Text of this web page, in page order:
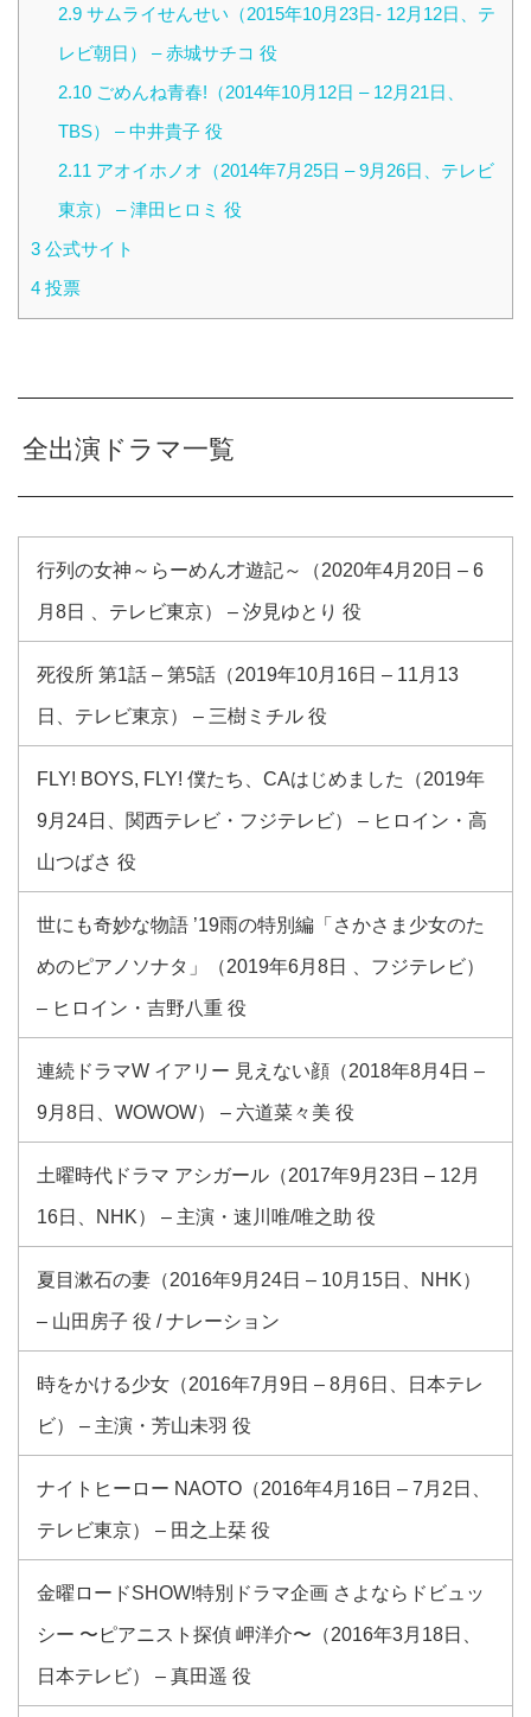
2.9サムライせんせい（2015年10月23日- 12月12日、テ
レビ朝日） – 赤城サチコ 役
2.10ごめんね青春!（2014年10月12日 – 12月21日、
TBS） – 中井貴子 役
2.11 アオイホノオ（2014年7月25日 – 9月26日、テレビ
東京） – 津田ヒロミ 役
3 公式サイト
4 投票
全出演ドラマ一覧
行列の女神～らーめん才遊記～（2020年4月20日 – 6
月8日 、テレビ東京） – 汐見ゆとり 役
死役所 第1話 – 第5話（2019年10月16日 – 11月13
日、テレビ東京） – 三樹ミチル 役
FLY! BOYS, FLY! 僕たち、CAはじめました（2019年
9月24日、関西テレビ・フジテレビ） – ヒロイン・高
山つばさ 役
世にも奇妙な物語 ’19雨の特別編「さかさま少女のた
めのピアノソナタ」（2019年6月8日 、フジテレビ）
– ヒロイン・吉野八重 役
連続ドラマW イアリー 見えない顔（2018年8月4日 –
9月8日、WOWOW） – 六道菜々美 役
土曜時代ドラマ アシガール（2017年9月23日 – 12月
16日、NHK） – 主演・速川唯/唯之助 役
夏目漱石の妻（2016年9月24日 – 10月15日、NHK）
– 山田房子 役 / ナレーション
時をかける少女（2016年7月9日 – 8月6日、日本テレ
ビ） – 主演・芳山未羽 役
ナイトヒーロー NAOTO（2016年4月16日 – 7月2日、
テレビ東京） – 田之上栞 役
金曜ロードSHOW!特別ドラマ企画 さよならドビュッ
シー 〜ピアニスト探偵 岬洋介〜（2016年3月18日、
日本テレビ） – 真田遥 役